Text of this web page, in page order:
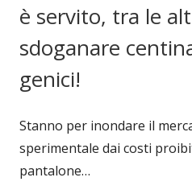
è servito, tra le
sdoganare
genici!
Stanno per inondare il
sperimentale dai costi
pantalone…